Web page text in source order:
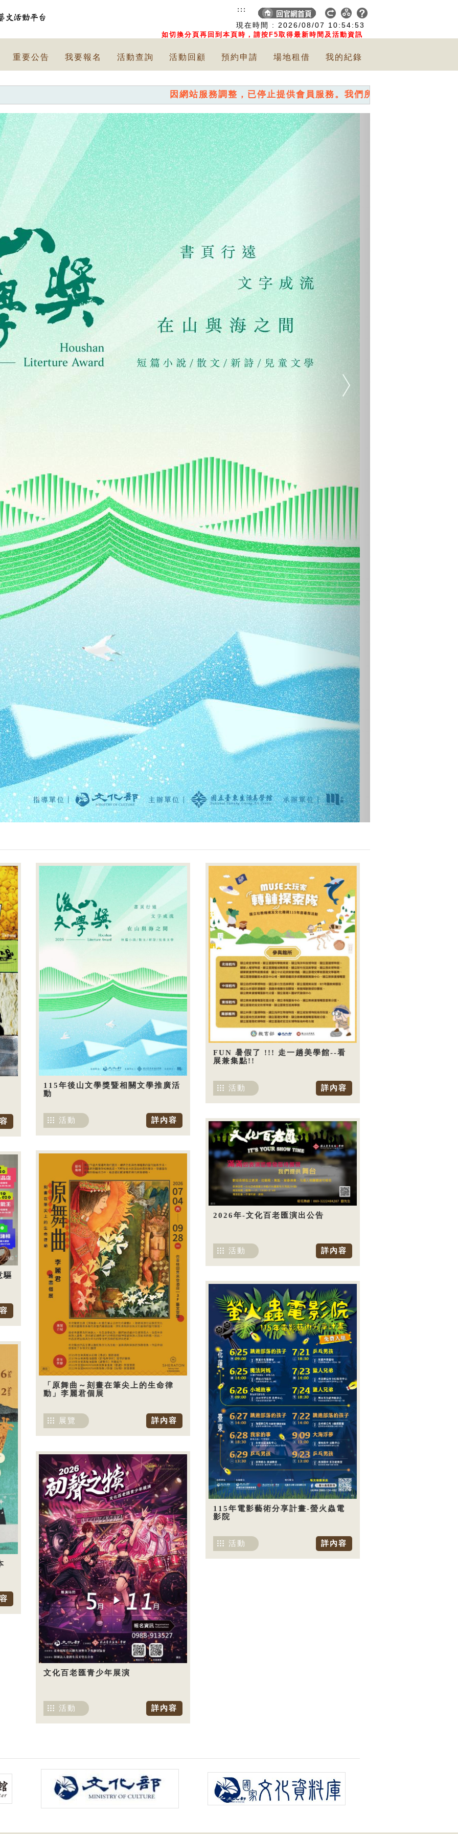
現在時間 : 2026/08/07 10:54:55
如切換分頁再回到本頁時，請按F5取得最新時間及活動資訊
:::
重要公告 我要報名 活動查詢 活動回顧 預約申請 場地租借 我的紀錄
因網站服務調整，已停止提供會員服務。我們所舉辦的各項活動，直接報名即
Next
115年後山文學獎暨相關文學推廣活
動
詳內容
活動
FUN 暑假了 !!! 走一趟美學館--看
展兼集點!!
詳內容
活動
2026年-文化百老匯演出公告
詳內容
活動
「原舞曲～刻畫在筆尖上的生命律
動」李麗君個展
詳內容
展覽
驅
115年電影藝術分享計畫-螢火蟲電
影院
詳內容
活動
文化百老匯青少年展演
詳內容
活動